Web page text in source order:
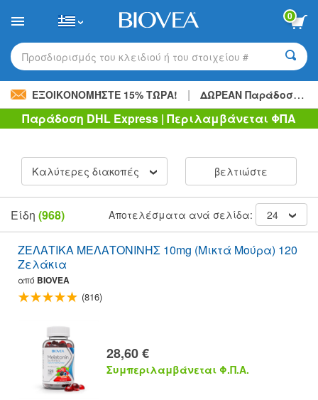
note:
website
includes
accessibility
system.
0
Προσδιορισμός του κλειδιού ή του στοιχείου #
ΕΞΟΙΚΟΝΟΜΉΣΤΕ 15% ΤΏΡΑ! | ΔΩΡΕΑΝ Παράδοση
Παράδοση DHL Express | Περιλαμβάνεται ΦΠΑ
Καλύτερες διακοπές βελτιώστε
Είδη (968) Αποτελέσματα ανά σελίδα: 24
ΖΕΛΑΤΙΚΑ ΜΕΛΑΤΟΝΙΝΗΣ 10mg (Μικτά Μούρα) 120
Ζελάκια
από BIOVEA
(816)
28,60 €
Συμπεριλαμβάνεται Φ.Π.Α.